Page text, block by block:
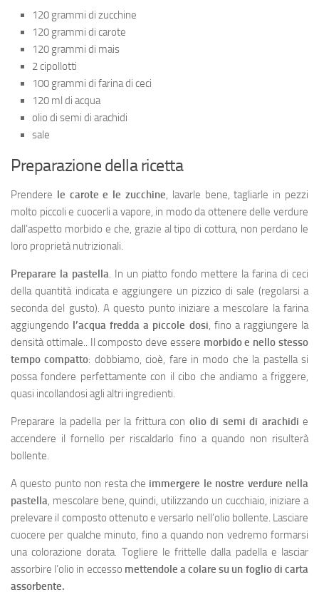
120 grammi di zucchine
120 grammi di carote
120 grammi di mais
2 cipollotti
100 grammi di farina di ceci
120 ml di acqua
olio di semi di arachidi
sale
Preparazione della ricetta
Prendere le carote e le zucchine, lavarle bene, tagliarle in pezzi
molto piccoli e cuocerli a vapore, in modo da ottenere delle verdure
dall’aspetto morbido e che, grazie al tipo di cottura, non perdano le
loro proprietà nutrizionali.
Preparare la pastella. In un piatto fondo mettere la farina di ceci
della quantità indicata e aggiungere un pizzico di sale (regolarsi a
seconda del gusto). A questo punto iniziare a mescolare la farina
aggiungendo l’acqua fredda a piccole dosi, fino a raggiungere la
densità ottimale.. Il composto deve essere morbido e nello stesso
tempo compatto: dobbiamo, cioè, fare in modo che la pastella si
possa fondere perfettamente con il cibo che andiamo a friggere,
quasi incollandosi agli altri ingredienti.
Preparare la padella per la frittura con olio di semi di arachidi e
accendere il fornello per riscaldarlo fino a quando non risulterà
bollente.
A questo punto non resta che immergere le nostre verdure nella
pastella, mescolare bene, quindi, utilizzando un cucchiaio, iniziare a
prelevare il composto ottenuto e versarlo nell’olio bollente. Lasciare
cuocere per qualche minuto, fino a quando non vedremo formarsi
una colorazione dorata. Togliere le frittelle dalla padella e lasciar
assorbire l’olio in eccesso mettendole a colare su un foglio di carta
assorbente.